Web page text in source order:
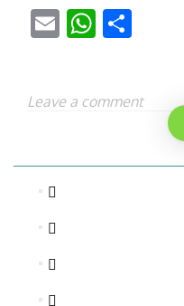
Email WhatsApp
Leave a comment